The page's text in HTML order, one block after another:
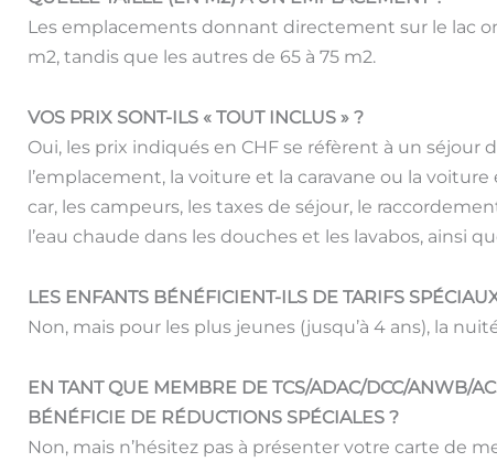
Les emplacements donnant directement sur le lac
m2, tandis que les autres de 65 à 75 m2.
VOS PRIX SONT-ILS « TOUT INCLUS » ?
Oui, les prix indiqués en CHF se réfèrent à un séjour
l’emplacement, la voiture et la caravane ou la
car, les campeurs, les taxes de séjour, le
l’eau chaude dans les douches et les lavabos, ainsi
LES ENFANTS BÉNÉFICIENT-ILS DE TARIFS
Non, mais pour les plus jeunes (jusqu’à 4 ans), la
EN TANT QUE MEMBRE DE TCS/ADAC/DCC/ANWB/
BÉNÉFICIE DE RÉDUCTIONS SPÉCIALES ?
Non, mais n’hésitez pas à présenter votre carte de